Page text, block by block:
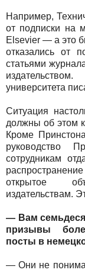
Например,
от подписки на
Elsevier — а это
отказались от
статьями
университета
Ситуация
должны об этом
Кроме
руководство
сотрудникам
открытое
издательствам.
— Вам
призывы
посты в
— Они не